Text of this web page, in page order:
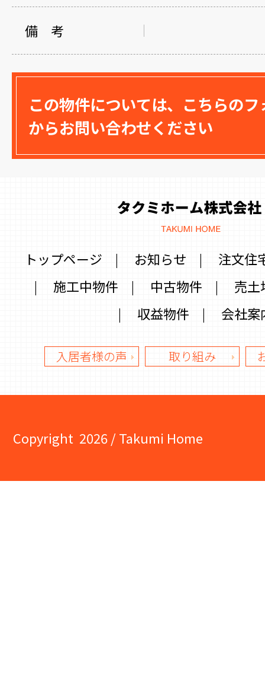
備 考
この物件については、こちらのフ
からお問い合わせください
トップページ | お知らせ | 注文住
| 施工中物件 | 中古物件 | 売土
| 収益物件 | 会社案
入居者様の声 取り組み
Copyright 2026 / Takumi Home